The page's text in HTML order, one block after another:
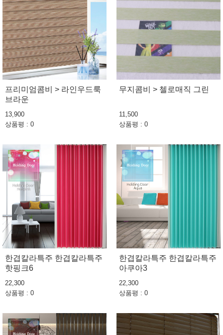
프리미엄콤비 > 라인우드룩
브라운
13,900
상품평 : 0
무지콤비 > 첼로매직 그린
11,500
상품평 : 0
한겹칼라특주 한겹칼라특주
핫핑크6
22,300
상품평 : 0
한겹칼라특주 한겹칼라특주
아쿠아3
22,300
상품평 : 0